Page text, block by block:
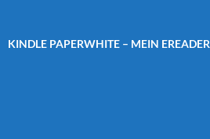
KINDLE PAPERWHITE – MEIN EREADER